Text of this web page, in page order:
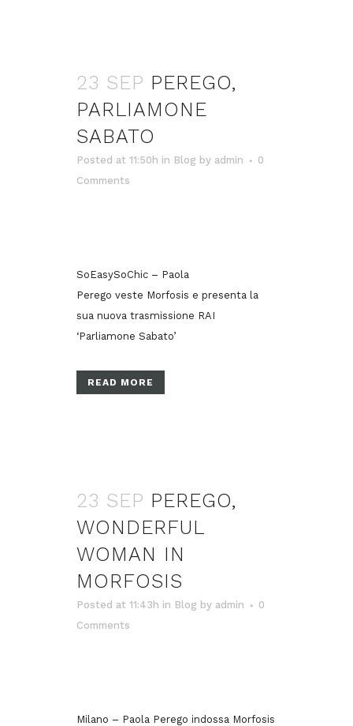
23 SEP PEREGO,
PARLIAMONE
SABATO
Posted at 11:50h in Blog by admin
0
Comments
SoEasySoChic – Paola
Perego veste Morfosis e presenta la
sua nuova trasmissione RAI
‘Parliamone Sabato’
READ MORE
23 SEP PEREGO,
WONDERFUL
WOMAN IN
MORFOSIS
Posted at 11:43h in Blog by admin
0
Comments
Milano – Paola Perego indossa Morfosis